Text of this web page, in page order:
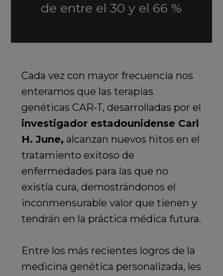
de entre el 30 y el 66 %
Cada vez con mayor frecuencia nos
enteramos que las terapias
genéticas CAR-T, desarrolladas por el
investigador estadounidense Carl
H. June, alcanzan nuevos hitos en el
tratamiento exitoso de
enfermedades para las que no
existía cura, demostrándonos el
inconmensurable valor que tienen y
tendrán en la práctica médica futura.
Entre los más recientes logros de la
medicina genética personalizada, les